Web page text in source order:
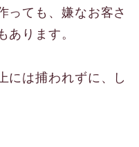
っても、嫌なお客さ
あります。
には捕われずに、し